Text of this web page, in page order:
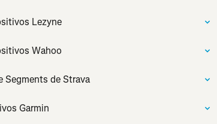
Lezyne
Wahoo
de Strava
Garmin